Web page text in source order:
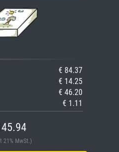
€ 84.37
€ 14.25
€ 46.20
€ 1.11
21% MwSt.)